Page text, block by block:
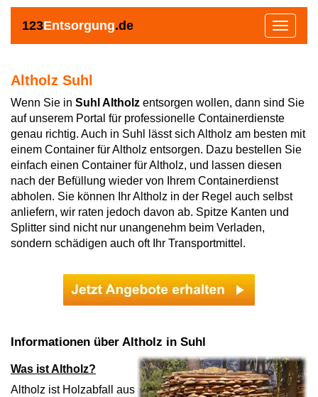
123Entsorgung.de
Toggle
Altholz Suhl
Wenn Sie in Suhl Altholz entsorgen wollen, dann sind Sie
auf unserem Portal für professionelle Containerdienste
genau richtig. Auch in Suhl lässt sich Altholz am besten mit
einem Container für Altholz entsorgen. Dazu bestellen Sie
einfach einen Container für Altholz, und lassen diesen
nach der Befüllung wieder von Ihrem Containerdienst
abholen. Sie können Ihr Altholz in der Regel auch selbst
anliefern, wir raten jedoch davon ab. Spitze Kanten und
Splitter sind nicht nur unangenehm beim Verladen,
sondern schädigen auch oft Ihr Transportmittel.
Informationen über Altholz in Suhl
Was ist Altholz?
Altholz ist Holzabfall aus